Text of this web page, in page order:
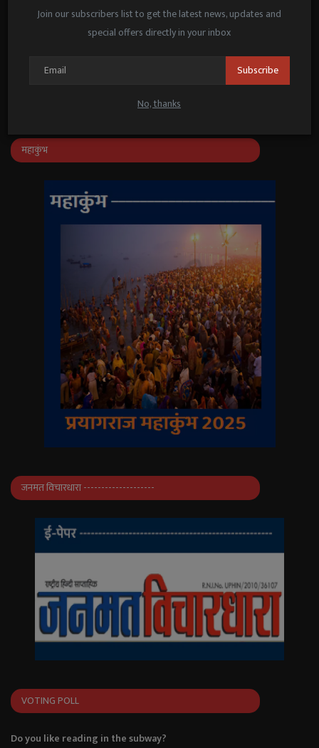
Join our subscribers list to get the latest news, updates and
special offers directly in your inbox
Subscribe
No, thanks
Janmat News May 21, 2025
जनप्रतिनिधि–अधिकारियों के संवाद के लिए
महाकुंभ
जनमत विचारधारा --------------------
VOTING POLL
Do you like reading in the subway?